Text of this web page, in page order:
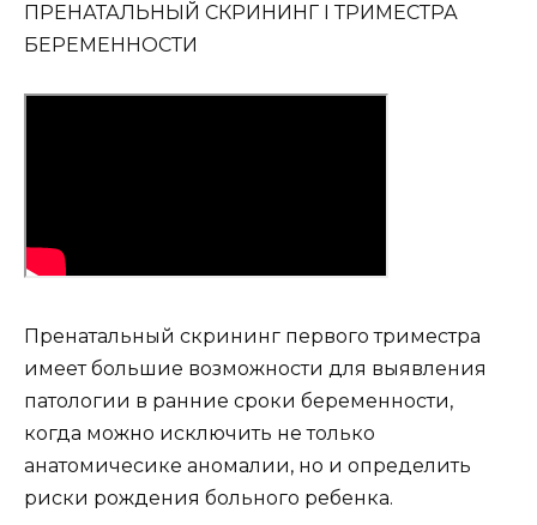
ПРЕНАТАЛЬНЫЙ СКРИНИНГ I ТРИМЕСТРА
БЕРЕМЕННОСТИ
Пренатальный скрининг первого триместра
имеет большие возможности для выявления
патологии в ранние сроки беременности,
когда можно исключить не только
анатомичесике аномалии, но и определить
риски рождения больного ребенка.